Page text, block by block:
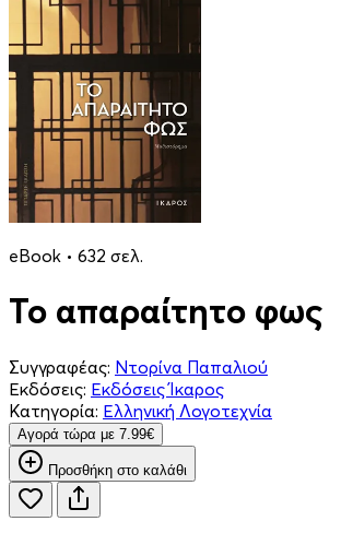
eBook • 632 σελ.
Το απαραίτητο φως
Συγγραφέας: Ντορίνα Παπαλιού
Εκδόσεις: Εκδόσεις Ίκαρος
Κατηγορία: Ελληνική Λογοτεχνία
Aγορά τώρα με 7.99€
Προσθήκη στο καλάθι